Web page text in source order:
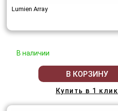
Lumien Array
В наличии
В КОРЗИНУ
Купить в 1 клик